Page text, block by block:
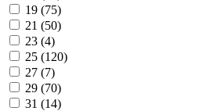
19 (75)
21 (50)
23 (4)
25 (120)
27 (7)
29 (70)
31 (14)